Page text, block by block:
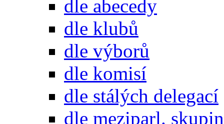
dle abecedy
dle klubů
dle výborů
dle komisí
dle stálých delegací
dle meziparl. skupin